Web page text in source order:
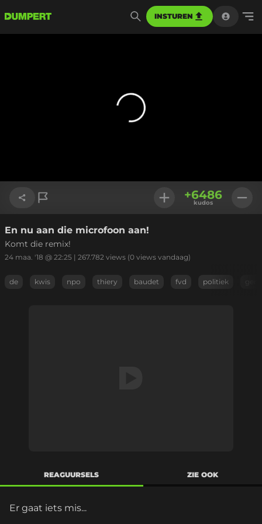
INSTUREN
Link kopiëren
+6486
kudos
En nu aan die microfoon aan!
Komt die remix!
24 maa. '18 @ 22:25 | 267.782 views (0 views vandaag)
de kwis npo thiery baudet fvd politiek
REAGUURSELS ZIE OOK
Er gaat iets mis...